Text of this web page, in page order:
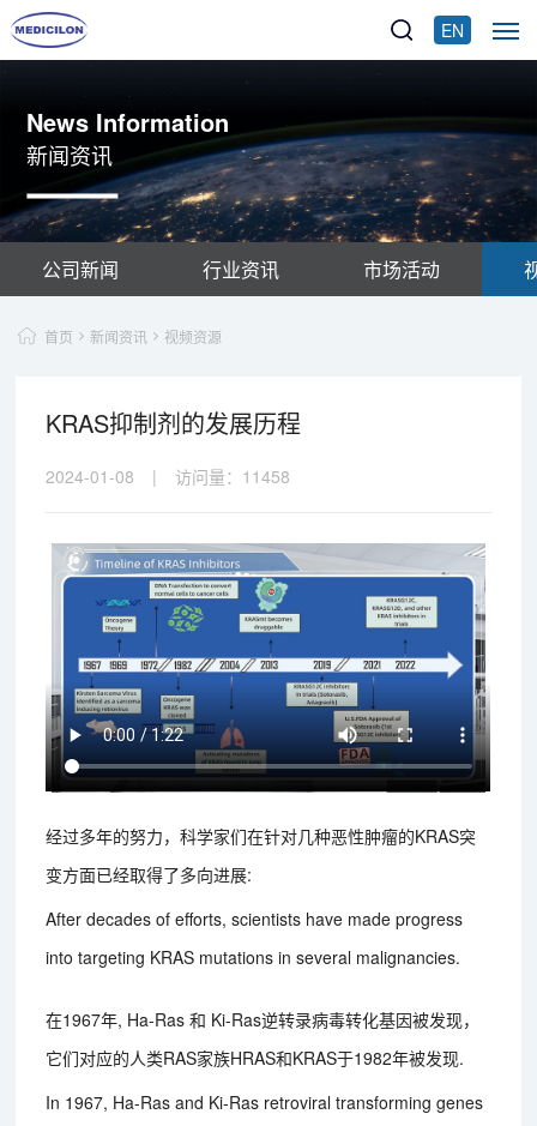
EN
News Information
新闻资讯
公司新闻 行业资讯 市场活动
首页 新闻资讯 视频资源
KRAS抑制剂的发展历程
2024-01-08 | 访问量： 11458
经过多年的努力，科学家们在针对几种恶性肿瘤的KRAS突
变方面已经取得了多向进展:
After decades of efforts, scientists have made progress
into targeting KRAS mutations in several malignancies.
在1967年, Ha-Ras 和 Ki-Ras逆转录病毒转化基因被发现，
它们对应的人类RAS家族HRAS和KRAS于1982年被发现.
In 1967, Ha-Ras and Ki-Ras retroviral transforming genes